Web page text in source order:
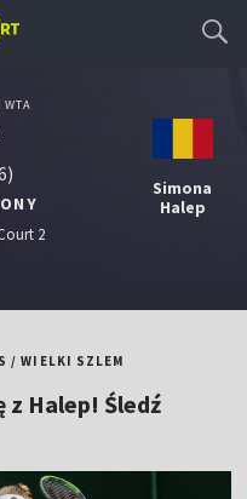
2
Simona
Halep
/WIELKI SZLEM
Halep! Śledź